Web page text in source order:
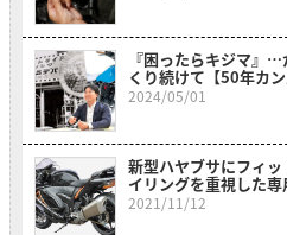
『困ったらキジマ』
くり続けて【50年カ
2024/05/01
新型ハヤブサにフィ
イリングを重視した専
2021/11/12